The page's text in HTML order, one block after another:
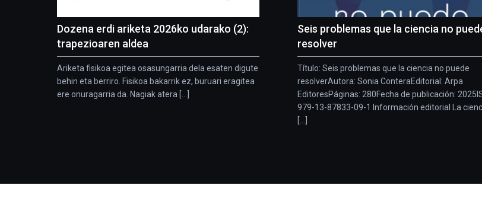
Dozena erdi ariketa 2026ko udarako (2):
trapezioaren aldea
Ariketa fisikoa egitea osasungarria dela esaten digute
behin eta berriro. Fisikoa bakarrik ez, buruari eragitea
ere onuragarria da. Nagiak atera [...]
Seis problemas que la ciencia no
resolver
Título: Seis problemas que la ciencia no puede
resolverAutora: Sonia ConteraEditorial: Arpa
EditoresPáginas: 280Fecha de publicación:
979-13-87833-09-1 Información editorial La
[...]